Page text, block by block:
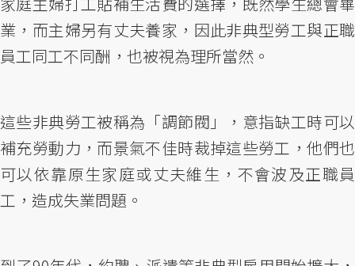
業，而主婦另有丈夫養家，因此非典型勞工與正職
員工同工不同酬，也被視為理所當然。
這些非典勞工被稱為「調節閥」，意指缺工時可以
補充勞動力，而景氣不佳時裁掉這些勞工，他們也
可以依靠原生家庭或丈夫維生，不會波及正職員
工，造成失業問題。